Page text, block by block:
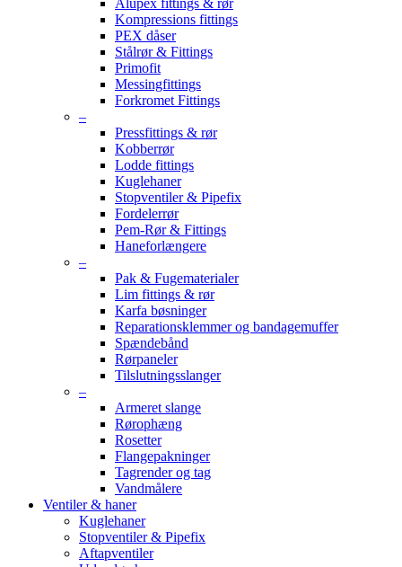
Alupex fittings & rør
Kompressions fittings
PEX dåser
Stålrør & Fittings
Primofit
Messingfittings
Forkromet Fittings
–
Pressfittings & rør
Kobberrør
Lodde fittings
Kuglehaner
Stopventiler & Pipefix
Fordelerrør
Pem-Rør & Fittings
Haneforlængere
–
Pak & Fugematerialer
Lim fittings & rør
Karfa bøsninger
Reparationsklemmer og bandagemuffer
Spændebånd
Rørpaneler
Tilslutningsslanger
–
Armeret slange
Rørophæng
Rosetter
Flangepakninger
Tagrender og tag
Vandmålere
Ventiler & haner
Kuglehaner
Stopventiler & Pipefix
Aftapventiler